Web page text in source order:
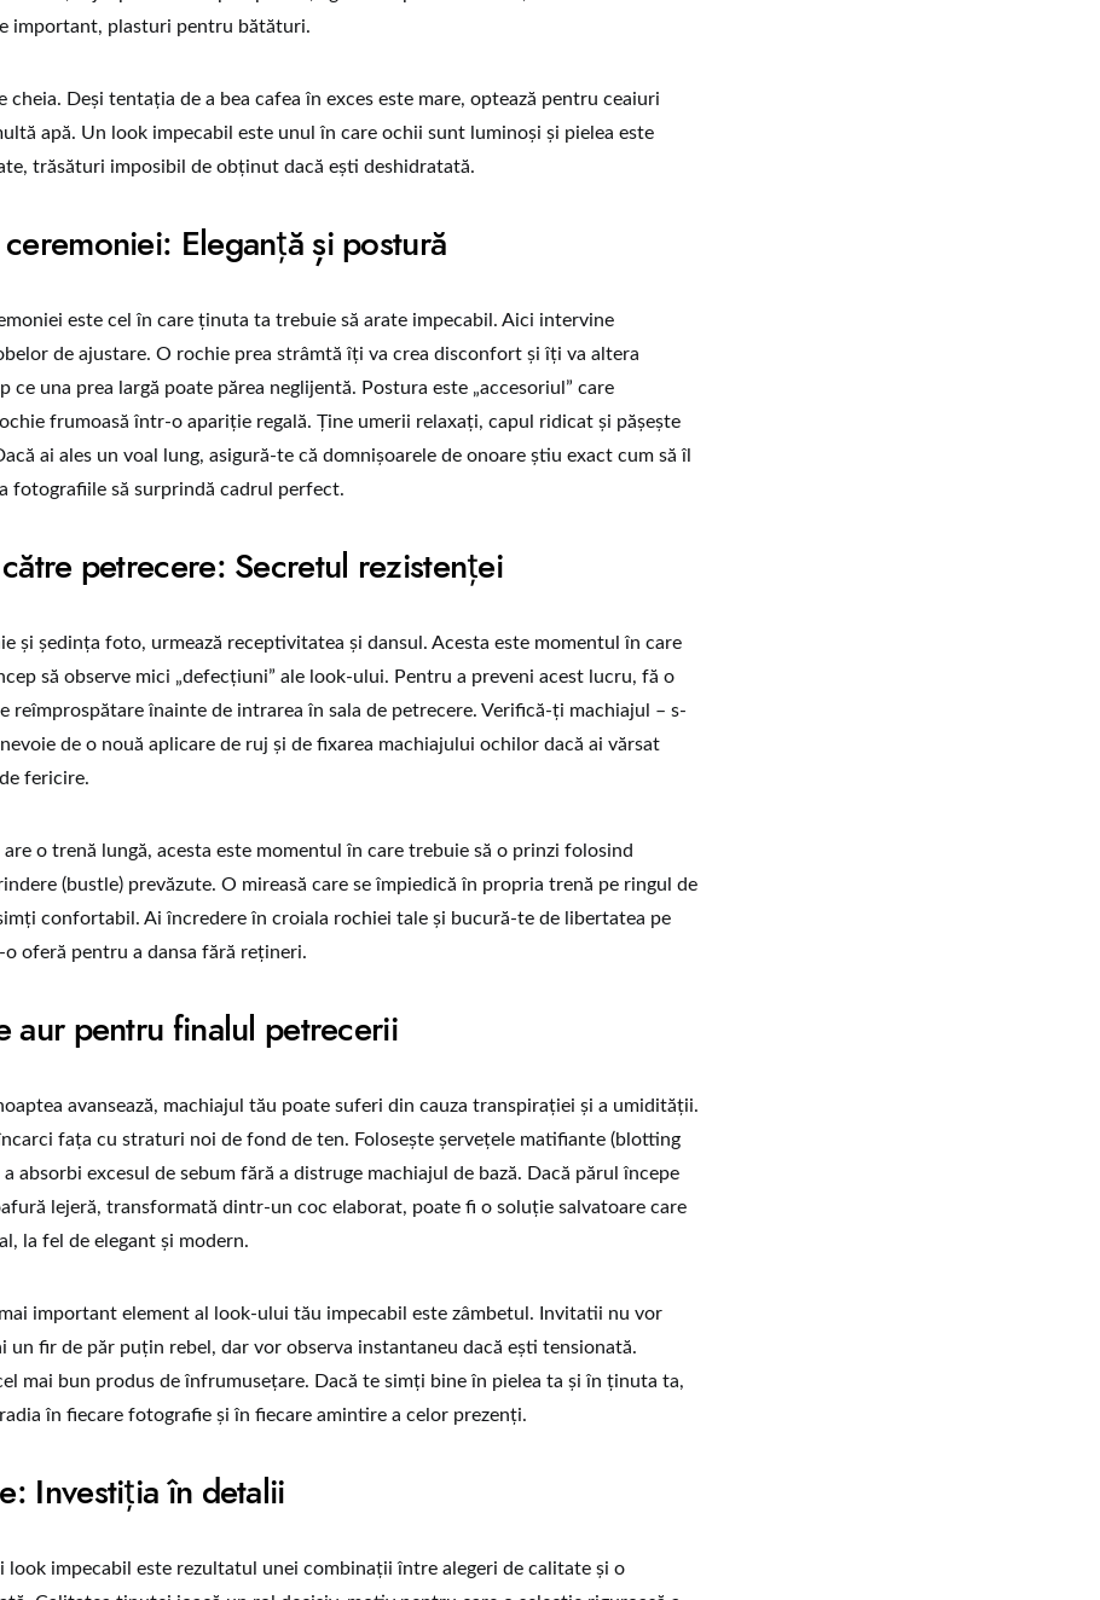
important, plasturi pentru bătături.
cheia. Deși tentația de a bea cafea în exces este mare, optează pentru ceaiuri
apă. Un look impecabil este unul în care ochii sunt luminoși și pielea este
trăsături imposibil de obținut dacă ești deshidratată.
Eleganță și postură
este cel în care ținuta ta trebuie să arate impecabil. Aici intervine
de ajustare. O rochie prea strâmtă îți va crea disconfort și îți va altera
ce una prea largă poate părea neglijentă. Postura este „accesoriul” care
frumoasă într-o apariție regală. Ține umerii relaxați, capul ridicat și pășește
ai ales un voal lung, asigură-te că domnișoarele de onoare știu exact cum să îl
fotografiile să surprindă cadrul perfect.
petrecere: Secretul rezistenței
și ședința foto, urmează receptivitatea și dansul. Acesta este momentul în care
să observe mici „defecțiuni” ale look-ului. Pentru a preveni acest lucru, fă o
reîmprospătare înainte de intrarea în sala de petrecere. Verifică-ți machiajul – s-
de o nouă aplicare de ruj și de fixarea machiajului ochilor dacă ai vărsat
fericire.
are o trenă lungă, acesta este momentul în care trebuie să o prinzi folosind
(bustle) prevăzute. O mireasă care se împiedică în propria trenă pe ringul de
confortabil. Ai încredere în croiala rochiei tale și bucură-te de libertatea pe
o oferă pentru a dansa fără rețineri.
aur pentru finalul petrecerii
avansează, machiajul tău poate suferi din cauza transpirației și a umidității.
fața cu straturi noi de fond de ten. Folosește șervețele matifiante (blotting
absorbi excesul de sebum fără a distruge machiajul de bază. Dacă părul începe
lejeră, transformată dintr-un coc elaborat, poate fi o soluție salvatoare care
la fel de elegant și modern.
important element al look-ului tău impecabil este zâmbetul. Invitatii nu vor
un fir de păr puțin rebel, dar vor observa instantaneu dacă ești tensionată.
mai bun produs de înfrumusețare. Dacă te simți bine în pielea ta și în ținuta ta,
în fiecare fotografie și în fiecare amintire a celor prezenți.
Investiția în detalii
look impecabil este rezultatul unei combinații între alegeri de calitate și o